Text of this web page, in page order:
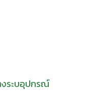
ระบอุปกรณ์